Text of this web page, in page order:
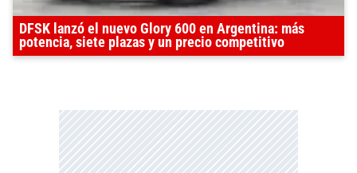
DFSK lanzó el nuevo Glory 600 en Argentina: más
potencia, siete plazas y un precio competitivo